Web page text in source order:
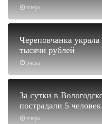
вчера
вчера
Череповчанка
тысячи рублей
вчера
За сутки в
пострадали 5 человек